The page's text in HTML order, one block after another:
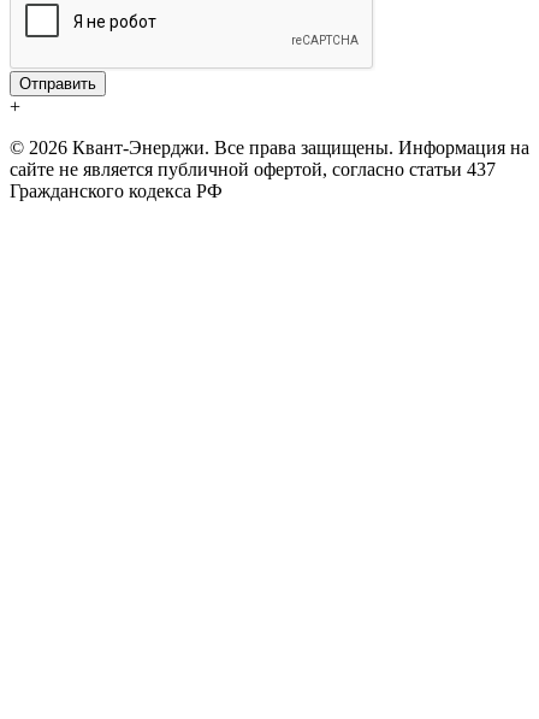
+
© 2026 Квант-Энерджи. Все права защищены. Информация на
сайте не является публичной офертой, согласно статьи 437
Гражданского кодекса РФ